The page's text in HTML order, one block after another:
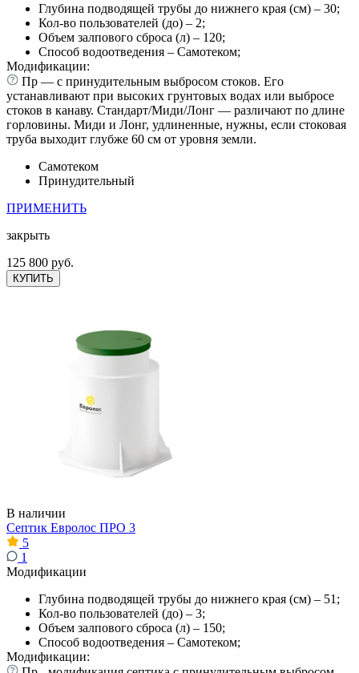
Глубина подводящей трубы до нижнего края (см) – 30;
Кол-во пользователей (до) – 2;
Объем залпового сброса (л) – 120;
Способ водоотведения – Самотеком;
Модификации:
Пр — с принудительным выбросом стоков. Его
устанавливают при высоких грунтовых водах или выбросе
стоков в канаву. Стандарт/Миди/Лонг — различают по длине
горловины. Миди и Лонг, удлиненные, нужны, если стоковая
труба выходит глубже 60 см от уровня земли.
Самотеком
Принудительный
ПРИМЕНИТЬ
закрыть
125 800 руб.
КУПИТЬ
В наличии
Септик Евролос ПРО 3
5
1
Модификации
Глубина подводящей трубы до нижнего края (см) – 51;
Кол-во пользователей (до) – 3;
Объем залпового сброса (л) – 150;
Способ водоотведения – Самотеком;
Модификации: